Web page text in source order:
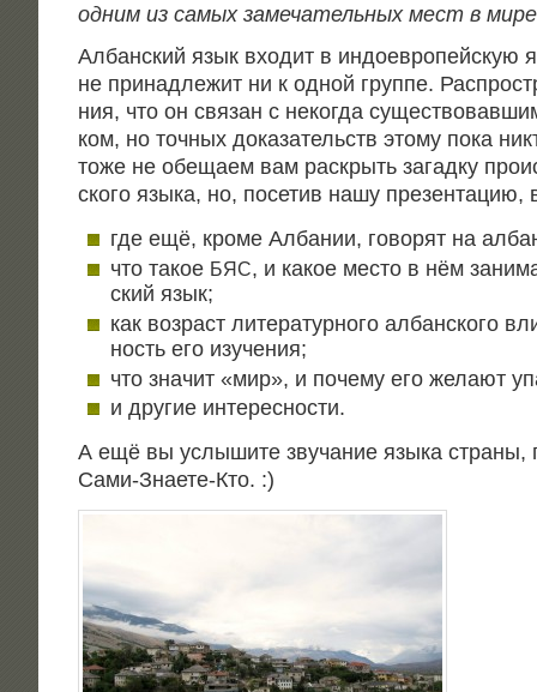
одним из самых заме­ча­тель­ных мест в
Албан­ский язык вхо­дит в индо­ев­ро­пей­скую
не при­над­ле­жит ни к одной груп­пе.
ния, что он свя­зан с неко­гда
ком, но точ­ных дока­за­тельств это­му пока
тоже не обе­ща­ем вам рас­крыть загад­ку
ско­го язы­ка, но, посе­тив нашу пре­зен­та­цию,
где ещё, кро­ме Алба­нии, гово­рят на
что такое БЯС, и какое место в нём
ский язык;
как воз­раст лите­ра­тур­но­го албан­ско­го
ность его изучения;
что зна­чит «мир», и поче­му его жела­ют
и дру­гие интересности.
А ещё вы услы­ши­те зву­ча­ние язы­ка стра­ны,
Сами-Зна­е­те-Кто. :)